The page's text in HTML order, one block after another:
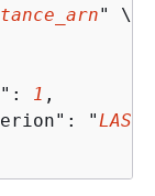
" \
1 ,
"